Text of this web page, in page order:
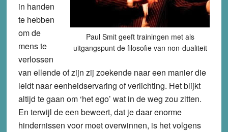
Paul Smit geeft trainingen met als
uitgangspunt de filosofie van non-dualiteit
in handen
te hebben
om de
mens te
verlossen
van ellende of zijn zij zoekende naar een manier die
leidt naar eenheidservaring of verlichting. Het blijkt
altijd te gaan om ‘het ego’ wat in de weg zou zitten.
En terwijl de een beweert, dat je daar enorme
hindernissen voor moet overwinnen, is het volgens